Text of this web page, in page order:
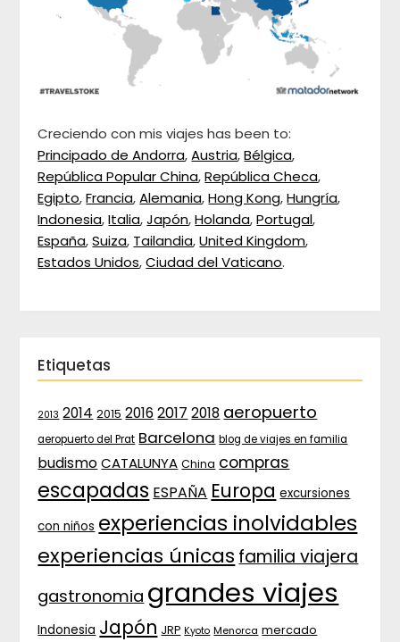
Creciendo con mis viajes has been to:
Principado de Andorra,Austria,Bélgica,
República Popular China,República Checa,
Egipto,Francia,Alemania,Hong Kong,Hungría,
Indonesia,Italia,Japón,Holanda,Portugal,
España,Suiza, Tailandia,United Kingdom,
Estados Unidos,Ciudad del Vaticano.
Etiquetas
2013 2014 2015 2016 2017 2018 aeropuerto
aeropuerto del Prat Barcelona blog de viajes en familia
budismo CATALUNYA China compras
escapadas ESPAÑA Europa excursiones
con niños experiencias inolvidables
experiencias únicas familia viajera
gastronomia grandes viajes
Indonesia Japón JRP Kyoto Menorca mercado